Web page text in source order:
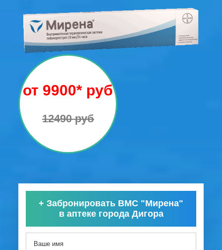
от 9900* руб
12490 руб
+ Забронировать ВМС "Мирена"
в аптеке города Дигора